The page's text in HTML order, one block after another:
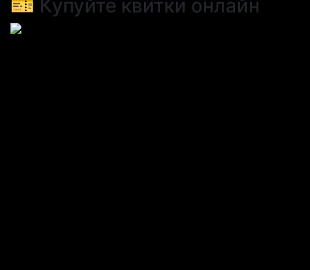
🎫 Купуйте квитки онлайн